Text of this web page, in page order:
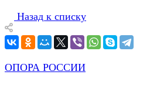
Назад к списку
ОПОРА РОССИИ